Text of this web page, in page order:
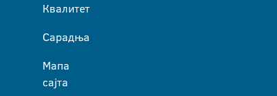
Квалитет
Сарадња
Мапа
сајта